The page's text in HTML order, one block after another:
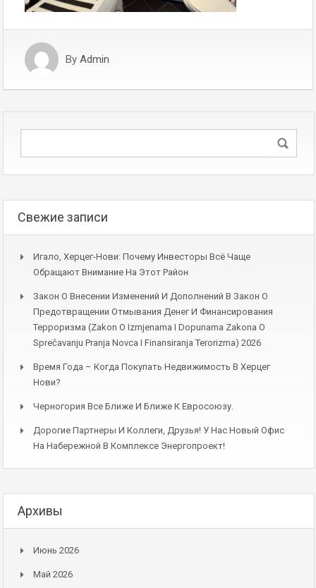
By Admin
Свежие записи
Игало, Херцег-Нови: Почему Инвесторы Всё Чаще
Обращают Внимание На Этот Район
Закон О Внесении Изменений И Дополнений В Закон О
Предотвращении Отмывания Денег И Финансирования
Терроризма (Zakon O Izmjenama I Dopunama Zakona O
Sprečavanju Pranja Novca I Finansiranja Terorizma) 2026
Время Года – Когда Покупать Недвижимость В Херцег
Нови?
Черногория Все Ближе И Ближе К Евросоюзу.
Дорогие Партнеры И Коллеги, Друзья! У Нас Новый Офис
На Набережной В Комплексе Энергопроект!
Архивы
Июнь 2026
Май 2026